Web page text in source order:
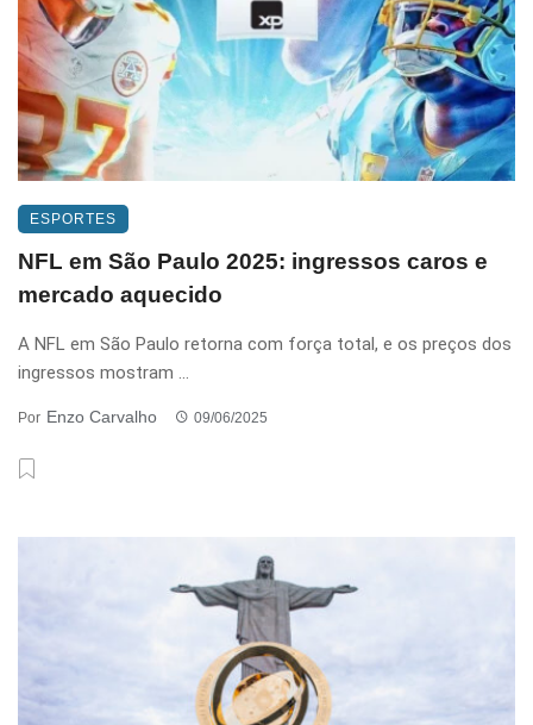
ESPORTES
NFL em São Paulo 2025: ingressos caros e
mercado aquecido
A NFL em São Paulo retorna com força total, e os preços dos
ingressos mostram ...
Por Enzo Carvalho 09/06/2025